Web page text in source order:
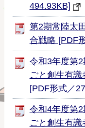
494.93KB]
第2期常陸太
合戦略 [PDF
令和3年度第
ごと創生有
[PDF形式／
令和4年度第
ごと創生有